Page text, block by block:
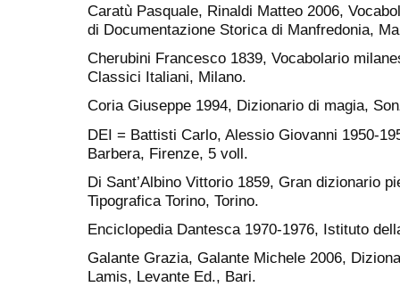
Caratù Pasquale, Rinaldi Matteo 2006,
di Documentazione Storica di Manfredonia,
Cherubini Francesco 1839, Vocabolario
Classici Italiani, Milano.
Coria Giuseppe 1994, Dizionario di magia,
DEI = Battisti Carlo, Alessio Giovanni 1950-
Barbera, Firenze, 5 voll.
Di Sant’Albino Vittorio 1859, Gran dizionario
Tipografica Torino, Torino.
Enciclopedia Dantesca 1970-1976, Istituto
Galante Grazia, Galante Michele 2006,
Lamis, Levante Ed., Bari.